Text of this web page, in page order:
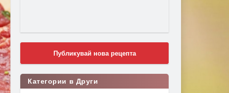
Публикувай нова рецепта
Категории в Други